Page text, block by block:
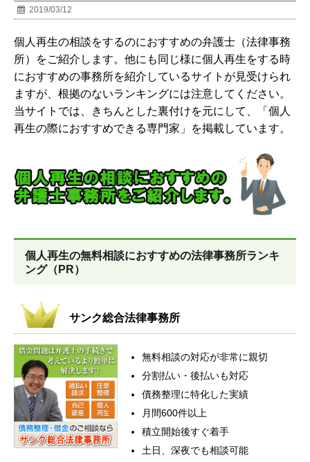
2019/03/12
個人再生の相談をするのにおすすめの弁護士（法律事務
所）をご紹介します。他にも同じ様に個人再生をする時
におすすめの事務所を紹介しているサイトが見受けられ
ますが、根拠のないランキングには注意してください。
当サイトでは、きちんとした裏付けを元にして、「個人
再生の際におすすめできる専門家」を掲載しています。
個人再生の無料相談におすすめの法律事務所ランキ
ング（PR）
サンク総合法律事務所
無料相談の対応が非常に親切
分割払い・後払いも対応
債務整理に特化した実績
月間600件以上
積立開始後すぐ着手
土日、深夜でも相談可能